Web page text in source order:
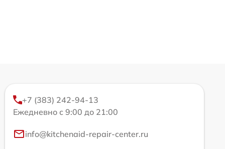
+7 (383) 242-94-13
Ежедневно с 9:00 до 21:00
info@kitchenaid-repair-center.ru